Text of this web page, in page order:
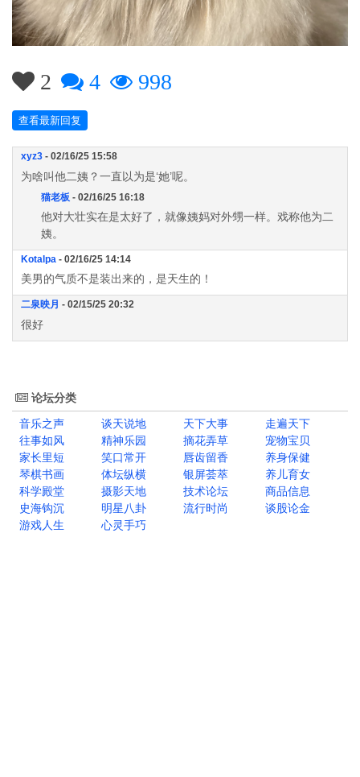
2 4 998
查看最新回复
xyz3 - 02/16/25 15:58
为啥叫他二姨？一直以为是‘她’呢。
猫老板 - 02/16/25 16:18
他对大壮实在是太好了，就像姨妈对外甥一样。戏称他为二
姨。
Kotalpa - 02/16/25 14:14
美男的气质不是装出来的，是天生的！
二泉映月 - 02/15/25 20:32
很好
论坛分类
音乐之声
谈天说地 天下大事
走遍天下
往事如风
精神乐园 摘花弄草
宠物宝贝
家长里短
笑口常开 唇齿留香
养身保健
琴棋书画
体坛纵横 银屏荟萃
养儿育女
科学殿堂
摄影天地 技术论坛
商品信息
史海钩沉
明星八卦 流行时尚
谈股论金
游戏人生
心灵手巧